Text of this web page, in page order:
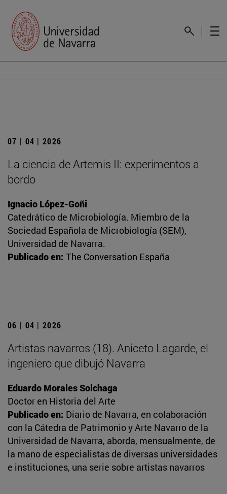
07 | 04 | 2026
La ciencia de Artemis II: experimentos a
bordo
Ignacio López-Goñi
Catedrático de Microbiología. Miembro de la
Sociedad Española de Microbiología (SEM),
Universidad de Navarra.
Publicado en: The Conversation España
06 | 04 | 2026
Artistas navarros (18). Aniceto Lagarde, el
ingeniero que dibujó Navarra
Eduardo Morales Solchaga
Doctor en Historia del Arte
Publicado en: Diario de Navarra, en colaboración
con la Cátedra de Patrimonio y Arte Navarro de la
Universidad de Navarra, aborda, mensualmente, de
la mano de especialistas de diversas universidades
e instituciones, una serie sobre artistas navarros